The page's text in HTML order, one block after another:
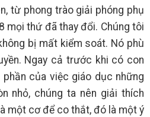
từ phong trào giải phóng phụ
mọi thứ đã thay đổi. Chúng tôi
bị mất kiểm soát. Nó phù
Ngay cả trước khi có con
của việc giáo dục những
nhỏ, chúng ta nên giải thích
một cơ để co thắt, đó là một ý